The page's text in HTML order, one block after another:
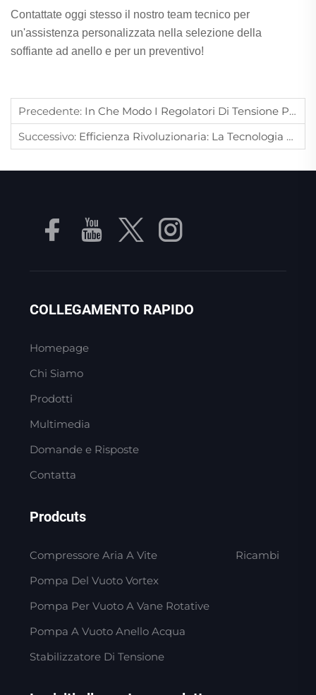
Contattate oggi stesso il nostro team tecnico per
un'assistenza personalizzata nella selezione della
soffiante ad anello e per un preventivo!
Precedente: In Che Modo I Regolatori Di Tensione Proteggono I Dispositivi Elettronici Dalle Fluttuazioni Di Alimentazione?
Successivo: Efficienza Rivoluzionaria: La Tecnologia Dei Compressori D'aria A Vite (rotativi A Vite) E Guida All'acquisto
COLLEGAMENTO RAPIDO
Homepage
Chi Siamo
Prodotti
Multimedia
Domande e Risposte
Contatta
Prodcuts
Compressore Aria A Vite
Pompa Del Vuoto Vortex
Pompa Per Vuoto A Vane Rotative
Pompa A Vuoto Anello Acqua
Stabilizzatore Di Tensione
Ricambi